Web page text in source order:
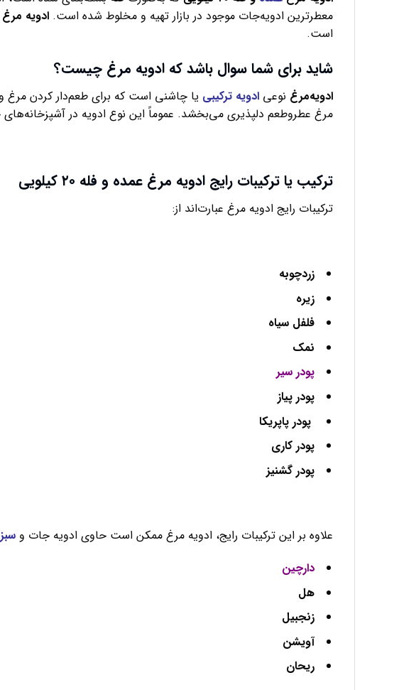
معطرترین ادویه‌جات موجود در بازار تهیه و مخلوط شده است. ادویه مرغ
است.
شاید برای شما سوال باشد که ادویه مرغ چیست؟
ادویه‌مرغ نوعی ادویه ترکیبی یا چاشنی است که برای طعم‌دار کردن مرغ و
مرغ عطروطعم دلپذیری می‌بخشد. عموماً این نوع ادویه در آشپزخانه‌های
ترکیب یا ترکیبات رایج ادویه مرغ عمده و فله ۲۰ کیلویی
ترکیبات رایج ادویه مرغ عبارت‌اند از:
زردچوبه
زیره
فلفل سیاه
نمک
پودر سیر
پودر پیاز
پودر پاپریکا
پودر کاری
پودر گشنیز
علاوه بر این ترکیبات رایج، ادویه مرغ ممکن است حاوی ادویه جات و
دارچین
هل
زنجبیل
آویشن
ریحان